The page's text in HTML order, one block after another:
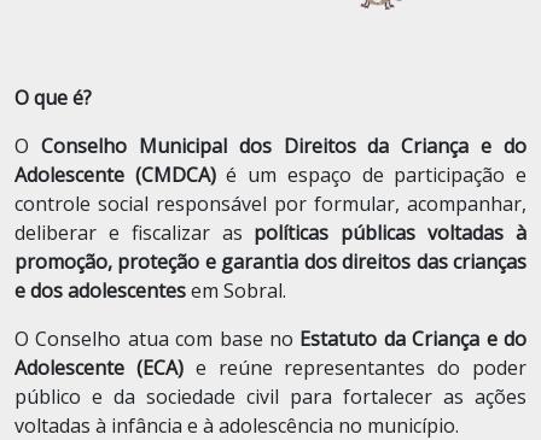
O que é?
O Conselho Municipal dos Direitos da Criança e do
Adolescente (CMDCA)é um espaço de participação e
controle social responsável por formular, acompanhar,
deliberar e fiscalizar as políticas públicas voltadas à
promoção, proteção e garantia dos direitos das crianças
e dos adolescentesem Sobral.
O Conselho atua com base no Estatuto da Criança e do
Adolescente (ECA)e reúne representantes do poder
público e da sociedade civil para fortalecer as ações
voltadas à infância e à adolescência no município.